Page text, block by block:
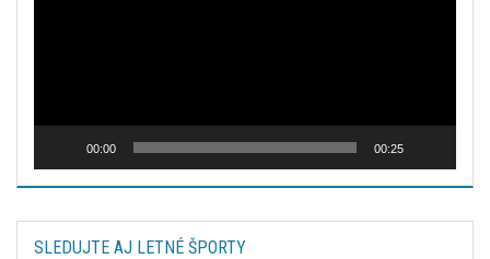
00:00 00:25
SLEDUJTE AJ LETNÉ ŠPORTY